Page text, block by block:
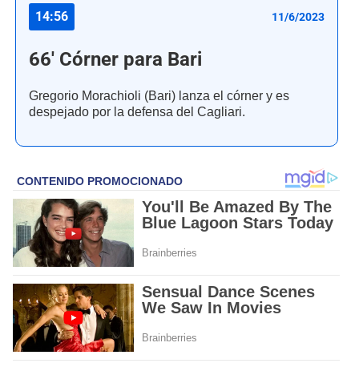
14:56 11/6/2023
66' Córner para Bari
Gregorio Morachioli (Bari) lanza el córner y es
despejado por la defensa del Cagliari.